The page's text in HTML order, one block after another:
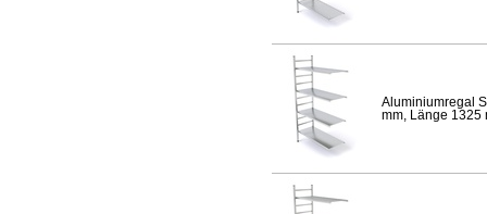
Aluminiumregal
mm, Länge 1325